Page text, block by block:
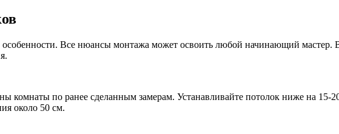
Все нюансы монтажа может освоить любой начинающий мастер.
комнаты по ранее сделанным замерам. Устанавливайте потолок ниже на 15-
около 50 см.